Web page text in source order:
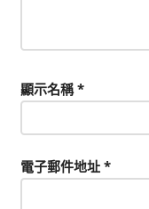
顯示名稱*
電子郵件地址 *